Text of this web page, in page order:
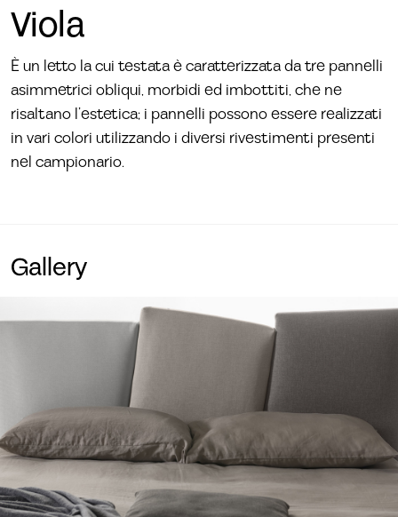
Viola
È un letto la cui testata è caratterizzata da tre pannelli
asimmetrici obliqui, morbidi ed imbottiti, che ne
risaltano l’estetica; i pannelli possono essere realizzati
in vari colori utilizzando i diversi rivestimenti presenti
nel campionario.
Gallery